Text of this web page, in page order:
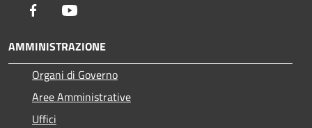
Facebook
AMMINISTRAZIONE
Organi di Governo
Aree Amministrative
Uffici